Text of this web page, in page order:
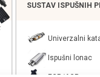
SUSTAV ISPUŠNIH
Univerzalni
Ispušni lonac